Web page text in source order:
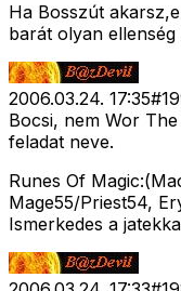
Ha Bosszút
barát olyan
2006.03.24. 17:35#
Bocsi, nem Wor
feladat neve.
Runes Of
Mage55/Priest54,
Ismerkedes a